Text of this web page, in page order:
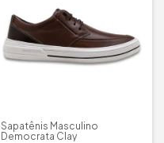
Sapatênis Masculino
Democrata Clay